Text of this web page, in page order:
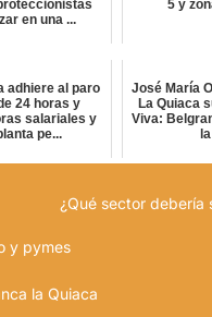
en una ...
5 y
adhiere al paro
24 horas y
salariales y
pe...
José María
La Quiaca
Viva:
¿Qué sector debería
y pymes
la Quiaca